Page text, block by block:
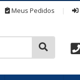
Meus Pedidos |